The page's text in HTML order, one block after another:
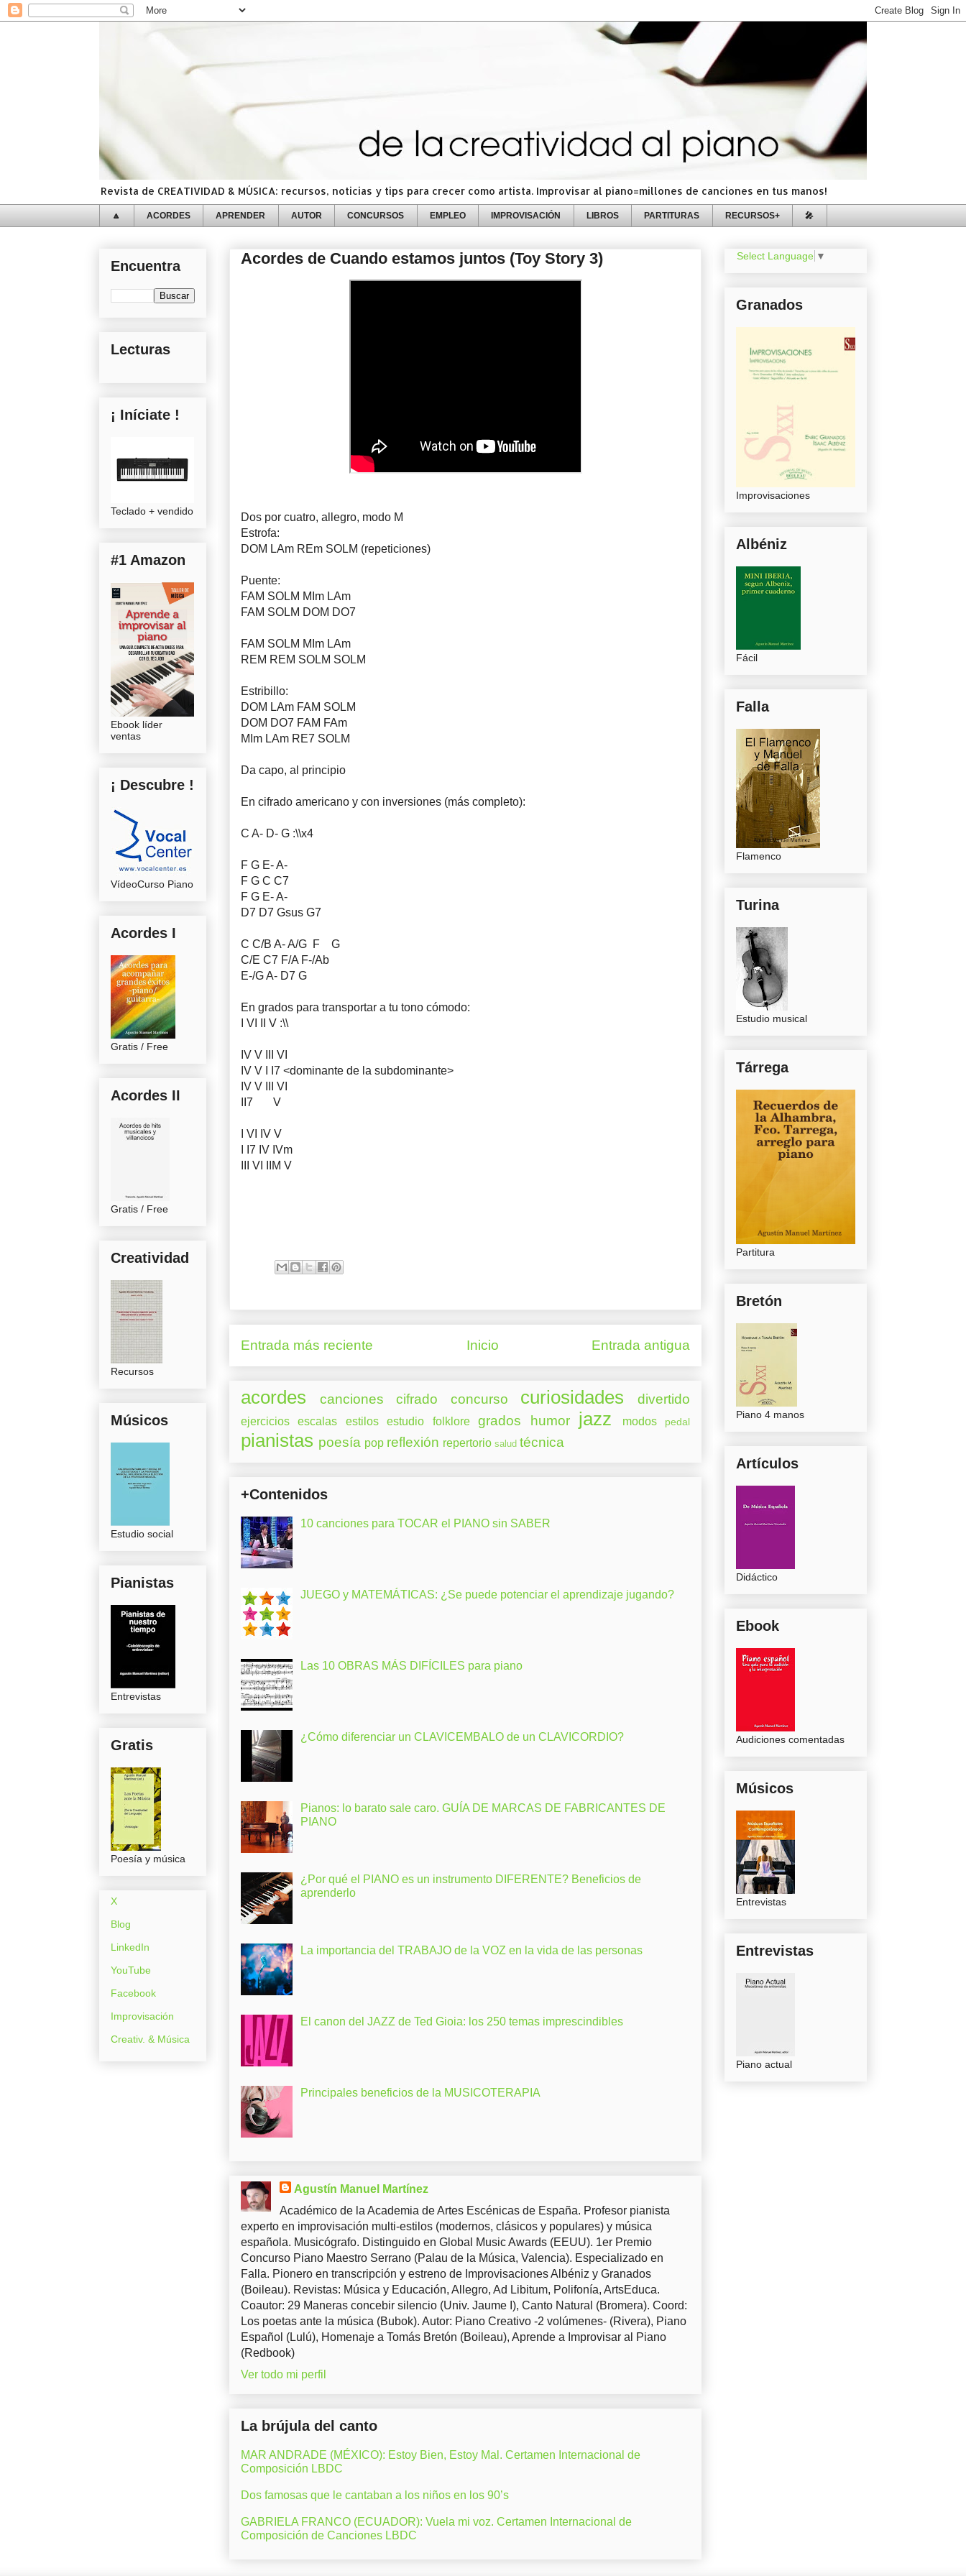
Revista de CREATIVIDAD & MÚSICA: recursos, noticias y tips para crecer como artista. Improvisar al piano=millones de canciones en tus manos!
🔼 ACORDES APRENDER AUTOR CONCURSOS EMPLEO IMPROVISACIÓN LIBROS PARTITURAS RECURSOS+ 🎤
Acordes de Cuando estamos juntos (Toy Story 3)
Dos por cuatro, allegro, modo M
Estrofa:
DOM LAm REm SOLM (repeticiones)
Puente:
FAM SOLM MIm LAm
FAM SOLM DOM DO7
FAM SOLM MIm LAm
REM REM SOLM SOLM
Estribillo:
DOM LAm FAM SOLM
DOM DO7 FAM FAm
MIm LAm RE7 SOLM
Da capo, al principio
En cifrado americano y con inversiones (más completo):
C A- D- G :\\x4
F G E- A-
F G C C7
F G E- A-
D7 D7 Gsus G7
C C/B A- A/G F G
C/E C7 F/A F-/Ab
E-/G A- D7 G
En grados para transportar a tu tono cómodo:
I VI II V :\\
IV V III VI
IV V I I7 <dominante de la subdominante>
IV V III VI
II7 V
I VI IV V
I I7 IV IVm
III VI IIM V
Entrada más reciente Entrada antigua
Inicio
acordes canciones cifrado concurso curiosidades divertido
ejercicios escalas estilos estudio folklore grados humor jazz modos pedal
pianistas poesía pop reflexión repertorio salud técnica
+Contenidos
10 canciones para TOCAR el PIANO sin SABER
JUEGO y MATEMÁTICAS: ¿Se puede potenciar el aprendizaje jugando?
Las 10 OBRAS MÁS DIFÍCILES para piano
¿Cómo diferenciar un CLAVICEMBALO de un CLAVICORDIO?
Pianos: lo barato sale caro. GUÍA DE MARCAS DE FABRICANTES DE
PIANO
¿Por qué el PIANO es un instrumento DIFERENTE? Beneficios de
aprenderlo
La importancia del TRABAJO de la VOZ en la vida de las personas
El canon del JAZZ de Ted Gioia: los 250 temas imprescindibles
Principales beneficios de la MUSICOTERAPIA
Agustín Manuel Martínez
Académico de la Academia de Artes Escénicas de España. Profesor pianista
experto en improvisación multi-estilos (modernos, clásicos y populares) y música
española. Musicógrafo. Distinguido en Global Music Awards (EEUU). 1er Premio
Concurso Piano Maestro Serrano (Palau de la Música, Valencia). Especializado en
Falla. Pionero en transcripción y estreno de Improvisaciones Albéniz y Granados
(Boileau). Revistas: Música y Educación, Allegro, Ad Libitum, Polifonía, ArtsEduca.
Coautor: 29 Maneras concebir silencio (Univ. Jaume I), Canto Natural (Bromera). Coord:
Los poetas ante la música (Bubok). Autor: Piano Creativo -2 volúmenes- (Rivera), Piano
Español (Lulú), Homenaje a Tomás Bretón (Boileau), Aprende a Improvisar al Piano
(Redbook)
Ver todo mi perfil
La brújula del canto
MAR ANDRADE (MÉXICO): Estoy Bien, Estoy Mal. Certamen Internacional de
Composición LBDC
Dos famosas que le cantaban a los niños en los 90’s
GABRIELA FRANCO (ECUADOR): Vuela mi voz. Certamen Internacional de
Composición de Canciones LBDC
Encuentra
Lecturas
¡ Iníciate !
Teclado + vendido
#1 Amazon
Ebook líder
ventas
¡ Descubre !
VídeoCurso Piano
Acordes I
Gratis / Free
Acordes II
Gratis / Free
Creatividad
Recursos
Músicos
Estudio social
Pianistas
Entrevistas
Gratis
Poesía y música
X
Blog
LinkedIn
YouTube
Facebook
Improvisación
Creativ. & Música
Select Language ▼
Granados
Improvisaciones
Albéniz
Fácil
Falla
Flamenco
Turina
Estudio musical
Tárrega
Partitura
Bretón
Piano 4 manos
Artículos
Didáctico
Ebook
Audiciones comentadas
Músicos
Entrevistas
Entrevistas
Piano actual